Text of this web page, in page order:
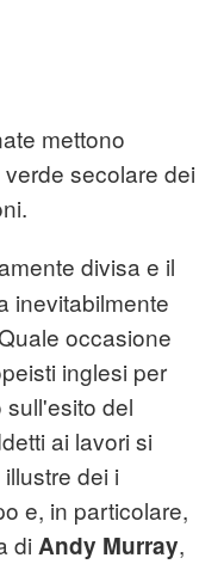
mettono
secolare dei
divisa e il
inevitabilmente
occasione
inglesi per
del
ai lavori si
dei i
e, in particolare,
di Andy Murray,